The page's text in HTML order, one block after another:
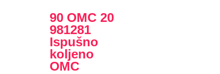
90 OMC 20
981281
Ispušno
koljeno
OMC